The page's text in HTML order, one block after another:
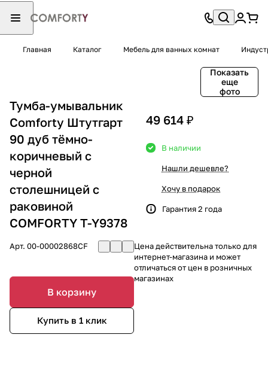
Главная Каталог Мебель для ванных комнат
Показать
еще
фото
Тумба-умывальник
Comforty Штутгарт
90 дуб тёмно-
коричневый с
черной
столешницей c
раковиной
COMFORTY T-Y9378
Арт. 00-00002868CF
В корзину
Купить в 1 клик
49 614 ₽
В наличии
Нашли дешевле?
Хочу в подарок
Гарантия 2 года
Цена действительна только для
интернет-магазина и может
отличаться от цен в розничных
магазинах